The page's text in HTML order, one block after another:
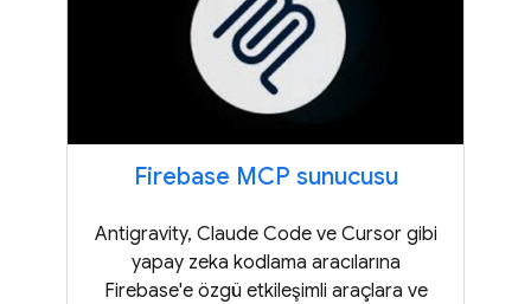
Firebase MCP sunucusu
Antigravity, Claude Code ve Cursor gibi
yapay zeka kodlama aracılarına
Firebase'e özgü etkileşimli araçlara ve